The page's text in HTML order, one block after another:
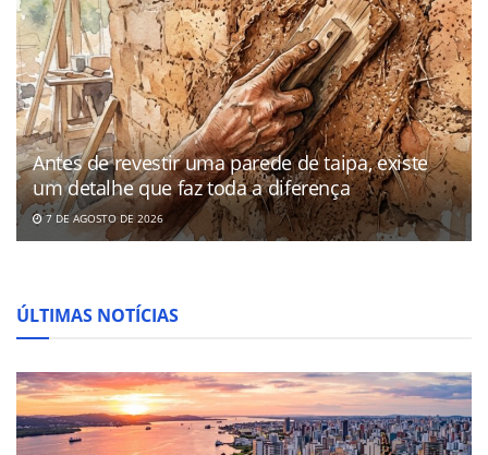
Antes de revestir uma parede de taipa, existe
um detalhe que faz toda a diferença
7 DE AGOSTO DE 2026
ÚLTIMAS NOTÍCIAS